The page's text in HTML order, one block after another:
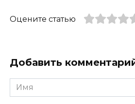
Оцените статью
Добавить
Имя
*